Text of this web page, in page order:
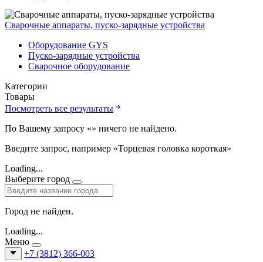
Сварочные аппараты, пуско-зарядные устройства
Оборудование GYS
Пуско-зарядные устройства
Сварочное оборудование
Категории
Товары
Посмотреть все результаты
По Вашему запросу «» ничего не найдено.
Введите запрос, например «Торцевая головка короткая»
Loading...
Выберите город
Город не найден.
Loading...
Меню
+7 (3812) 366-003